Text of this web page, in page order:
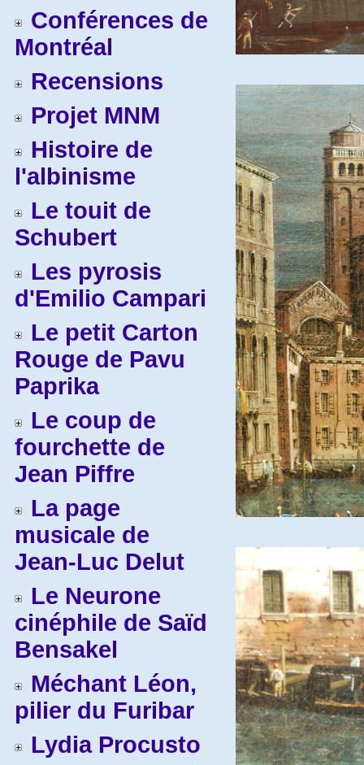
Conférences de
Montréal
Recensions
Projet MNM
Histoire de
l'albinisme
Le touit de
Schubert
Les pyrosis
d'Emilio Campari
Le petit Carton
Rouge de Pavu
Paprika
Le coup de
fourchette de
Jean Piffre
La page
musicale de
Jean-Luc Delut
Le Neurone
cinéphile de Saïd
Bensakel
Méchant Léon,
pilier du Furibar
Lydia Procusto